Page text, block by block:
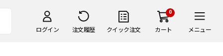
ログイン 注文履歴 クイック注文
0
カート メニュー